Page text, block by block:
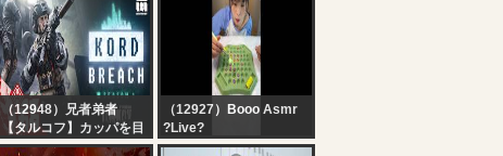
DE TODO NOTICIAS
Breaking News | Kerala
（12948）兄者弟者
【タルコフ】カッパを目
指したい！？！？【弟
（12927）Booo Asmr
?Live?